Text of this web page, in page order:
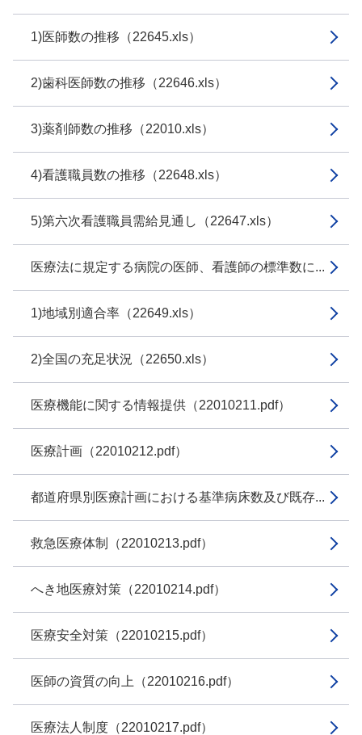
1)医師数の推移（22645.xls）
2)歯科医師数の推移（22646.xls）
3)薬剤師数の推移（22010.xls）
4)看護職員数の推移（22648.xls）
5)第六次看護職員需給見通し（22647.xls）
医療法に規定する病院の医師、看護師の標準数に...
1)地域別適合率（22649.xls）
2)全国の充足状況（22650.xls）
医療機能に関する情報提供（22010211.pdf）
医療計画（22010212.pdf）
都道府県別医療計画における基準病床数及び既存...
救急医療体制（22010213.pdf）
へき地医療対策（22010214.pdf）
医療安全対策（22010215.pdf）
医師の資質の向上（22010216.pdf）
医療法人制度（22010217.pdf）